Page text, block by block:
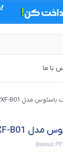
با ما
Baseus